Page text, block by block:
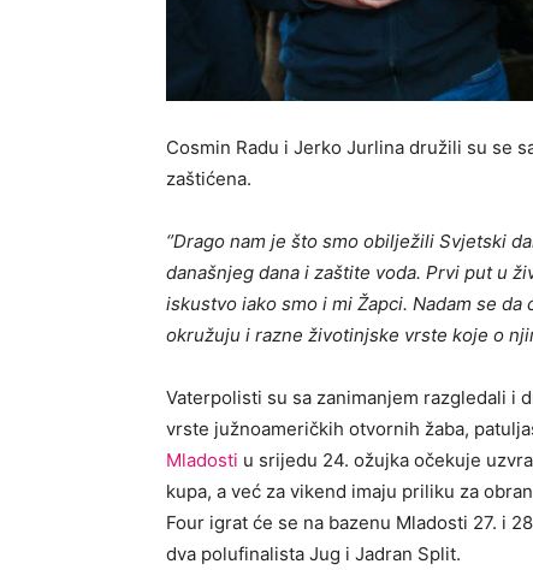
Cosmin Radu i Jerko Jurlina družili su se
zaštićena.
‘’Drago nam je što smo obilježili Svjetski
današnjeg dana i zaštite voda. Prvi put u
iskustvo iako smo i mi Žapci. Nadam se
okružuju i razne životinjske vrste koje o
Vaterpolisti su sa zanimanjem razgledali i
vrste južnoameričkih otvornih žaba,
Mladosti u srijedu 24. ožujka očekuje
kupa, a već za vikend imaju priliku za
Four igrat će se na bazenu Mladosti 27. i
dva polufinalista Jug i Jadran Split.